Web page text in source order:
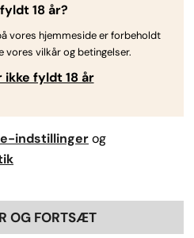
det at dyrke
hvor lang tid det tager
18 år?
vores hjemmeside er forbeholdt
vores vilkår og betingelser.
ikke fyldt 18 år
indstillingerog
OG FORTSÆT